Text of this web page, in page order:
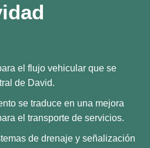
el flujo vehicular que se
de David.
se traduce en una mejora
el transporte de servicios.
de drenaje y señalización